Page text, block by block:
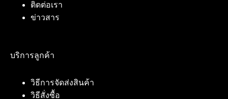
ติดต่อเรา
ข่าวสาร
บริการลูกค้า
วิธีการจัดส่งสินค้า
วิธีสั่งซื้อ